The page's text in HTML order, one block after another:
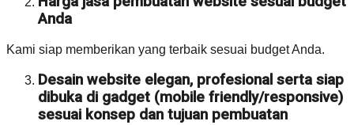
Anda
Kami siap memberikan yang terbaik sesuai budget Anda.
Desain website elegan, profesional serta siap
dibuka di gadget (mobile friendly/responsive)
sesuai konsep dan tujuan pembuatan